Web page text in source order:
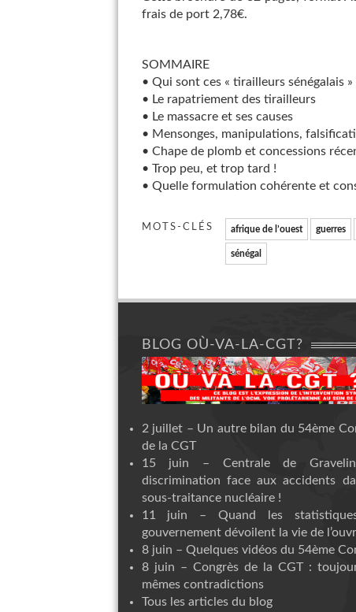
frais de port 2,78€.
SOMMAIRE
• Qui sont ces « tirailleurs sénégalais
• Le rapatriement des tirailleurs
• Le massacre et ses causes
• Mensonges, manipulations,
• Chape de plomb et concessions
• Trop peu, et trop tard !
• Quelle formulation cohérente et
MOTS-CLÉS afrique de l’ouest guerres
sénégal
BLOG OÙ-VA-LA-CGT?
2 juillet – Un autre bilan du 54ème
de la CGT
15 juin – Centrale de
discrimination face aux accidents
sous-traitance nucléaire !
11 juin – Quand les
gouvernement dévoilent la vie de
8 juin – Quelques vidéos du 54ème
8 juin – Congrès de la CGT :
mêmes contradictions
Tous les articles du blog